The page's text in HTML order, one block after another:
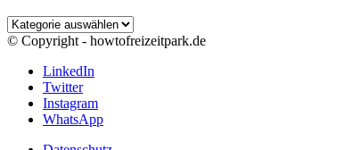
Kategorien
© Copyright - howtofreizeitpark.de
LinkedIn
Twitter
Instagram
WhatsApp